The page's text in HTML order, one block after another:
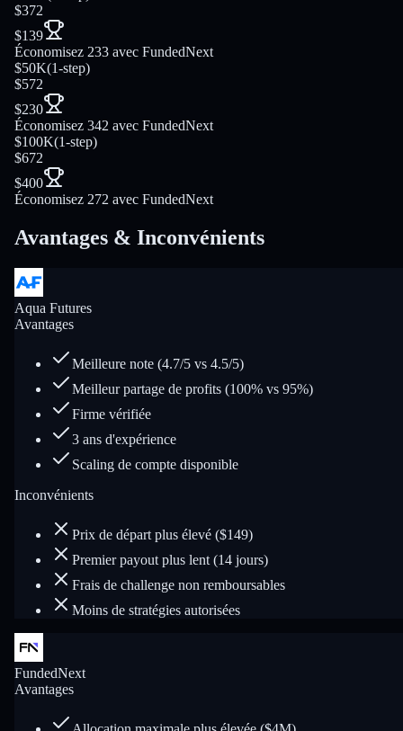
$372
$139
Économisez 233 avec FundedNext
$50K(1-step)
$572
$230
Économisez 342 avec FundedNext
$100K(1-step)
$672
$400
Économisez 272 avec FundedNext
Avantages & Inconvénients
Aqua Futures
Avantages
Meilleure note (4.7/5 vs 4.5/5)
Meilleur partage de profits (100% vs 95%)
Firme vérifiée
3 ans d'expérience
Scaling de compte disponible
Inconvénients
Prix de départ plus élevé ($149)
Premier payout plus lent (14 jours)
Frais de challenge non remboursables
Moins de stratégies autorisées
FundedNext
Avantages